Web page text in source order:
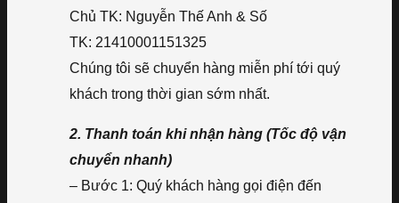
Chủ TK: Nguyễn Thế Anh & Số
TK: 21410001151325
Chúng tôi sẽ chuyển hàng miễn phí tới quý
khách trong thời gian sớm nhất.
2. Thanh toán khi nhận hàng (Tốc độ vận
chuyển nhanh)
– Bước 1: Quý khách hàng gọi điện đến